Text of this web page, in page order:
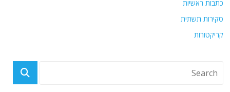
כתבות ראשיות
סקירות תשתית
קריקטורות